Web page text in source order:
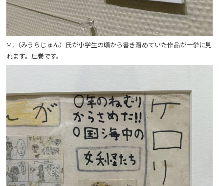
MJ（みうらじゅん）氏が小学生の頃から書き溜めていた作品が一挙に見
れます。圧巻です。